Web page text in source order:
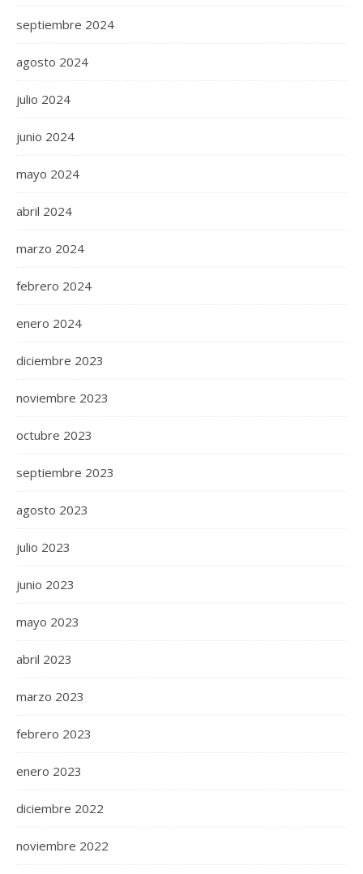
septiembre 2024
agosto 2024
julio 2024
junio 2024
mayo 2024
abril 2024
marzo 2024
febrero 2024
enero 2024
diciembre 2023
noviembre 2023
octubre 2023
septiembre 2023
agosto 2023
julio 2023
junio 2023
mayo 2023
abril 2023
marzo 2023
febrero 2023
enero 2023
diciembre 2022
noviembre 2022